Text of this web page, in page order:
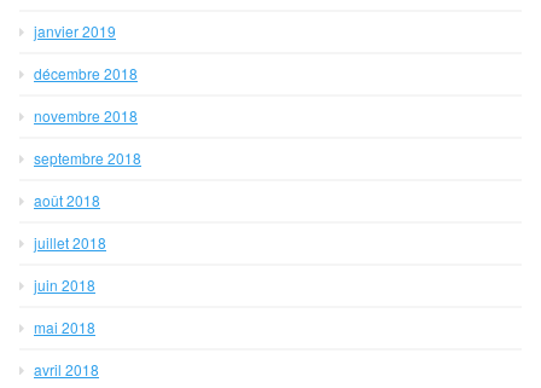
janvier 2019
décembre 2018
novembre 2018
septembre 2018
août 2018
juillet 2018
juin 2018
mai 2018
avril 2018